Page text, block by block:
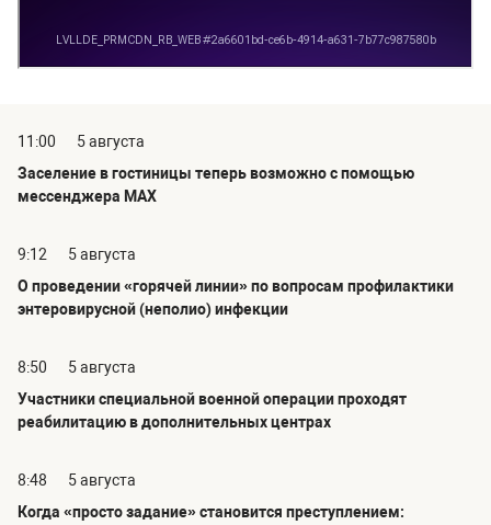
11:00
5 августа
Заселение в гостиницы теперь возможно с помощью
мессенджера MAX
9:12
5 августа
О проведении «горячей линии» по вопросам профилактики
энтеровирусной (неполио) инфекции
8:50
5 августа
Участники специальной военной операции проходят
реабилитацию в дополнительных центрах
8:48
5 августа
Когда «просто задание» становится преступлением: